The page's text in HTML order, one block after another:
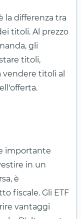
la differenza tra
titoli. Al prezzo
gli
titoli,
titoli al
importante
in un
è
fiscale. Gli ETF
vantaggi